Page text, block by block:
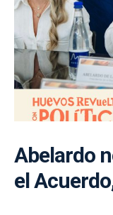
Abelardo
el